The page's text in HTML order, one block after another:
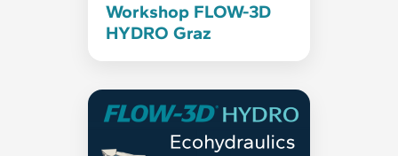
Workshop FLOW-3D
HYDRO Graz